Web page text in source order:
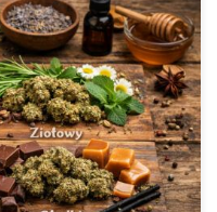
odmian konopi –
Aromat konopi
elementów tej
jako pierwszy buduje
jednych będzie to rześka
startą skórkę cytryny